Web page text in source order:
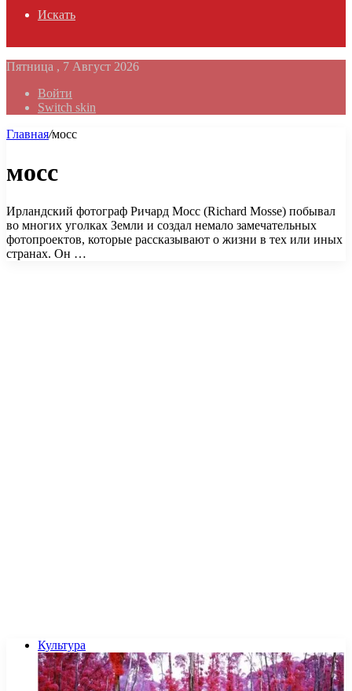
Искать
Пятница , 7 Август 2026
Войти
Switch skin
Главная/мосс
мосс
Ирландский фотограф Ричард Мосс (Richard Mosse) побывал
во многих уголках Земли и создал немало замечательных
фотопроектов, которые рассказывают о жизни в тех или иных
странах. Он …
Культура